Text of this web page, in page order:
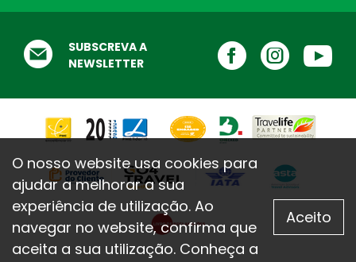
Testemunhos
O que dizem de nós
SUBSCREVA A
NEWSLETTER
O nosso website usa cookies para
ajudar a melhorar a sua
experiência de utilização. Ao
navegar no website, confirma que
aceita a sua utilização. Conheça a
Aceito